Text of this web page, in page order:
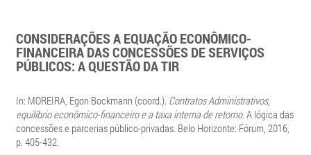
CONSIDERAÇÕES A EQUAÇÃO ECONÔMICO-
FINANCEIRA DAS CONCESSÕES DE SERVIÇOS
PÚBLICOS: A QUESTÃO DA TIR
In: MOREIRA, Egon Bockmann (coord.). Contratos Administrativos,
equilíbrio econômico-financeiro e a taxa interna de retorno. A lógica das
concessões e parcerias público-privadas. Belo Horizonte: Fórum, 2016,
p. 405-432.